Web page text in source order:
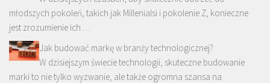
młodszych pokoleń, takich jak Millenialsi i pokolenie Z, konieczne
jest zrozumienie ich …
Jak budować markę w branży technologicznej?
W dzisiejszym świecie technologii, skuteczne budowanie
marki to nie tylko wyzwanie, ale także ogromna szansa na